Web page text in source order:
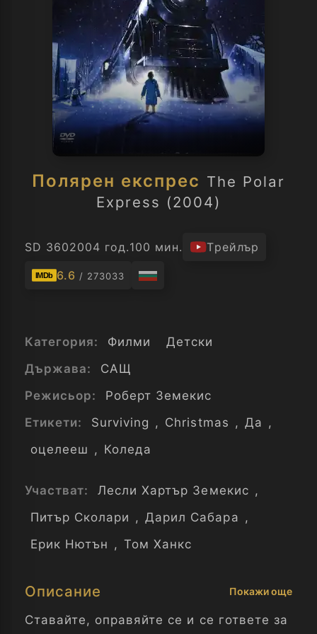
Полярен експрес The Polar
Express (2004)
SD 3602004 год.100 мин. Трейлър
IMDb 6.6 / 273033
Категория: Филми
Детски
Държава:
САЩ
Режисьор:
Роберт Земекис
Етикети:
Surviving , Christmas , Да ,
оцелееш , Коледа
Участват: Лесли Хартър Земекис ,
Питър Сколари , Дарил Сабара ,
Ерик Нютън , Том Ханкс
Описание Покажи още
Ставайте, оправяйте се и се гответе за